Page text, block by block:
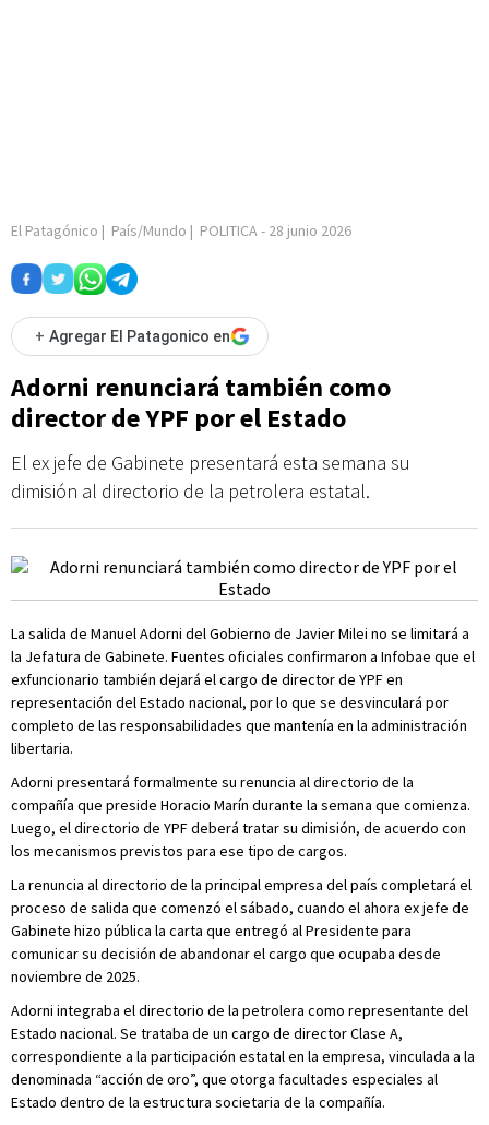
El Patagónico | País/Mundo | POLITICA- 28 junio 2026
+ Agregar El Patagonico en
Adorni renunciará también como
director de YPF por el Estado
El ex jefe de Gabinete presentará esta semana su
dimisión al directorio de la petrolera estatal.
La salida de Manuel Adorni del Gobierno de Javier Milei no se limitará a
la Jefatura de Gabinete. Fuentes oficiales confirmaron a Infobae que el
exfuncionario también dejará el cargo de director de YPF en
representación del Estado nacional, por lo que se desvinculará por
completo de las responsabilidades que mantenía en la administración
libertaria.
Adorni presentará formalmente su renuncia al directorio de la
compañía que preside Horacio Marín durante la semana que comienza.
Luego, el directorio de YPF deberá tratar su dimisión, de acuerdo con
los mecanismos previstos para ese tipo de cargos.
La renuncia al directorio de la principal empresa del país completará el
proceso de salida que comenzó el sábado, cuando el ahora ex jefe de
Gabinete hizo pública la carta que entregó al Presidente para
comunicar su decisión de abandonar el cargo que ocupaba desde
noviembre de 2025.
Adorni integraba el directorio de la petrolera como representante del
Estado nacional. Se trataba de un cargo de director Clase A,
correspondiente a la participación estatal en la empresa, vinculada a la
denominada “acción de oro”, que otorga facultades especiales al
Estado dentro de la estructura societaria de la compañía.